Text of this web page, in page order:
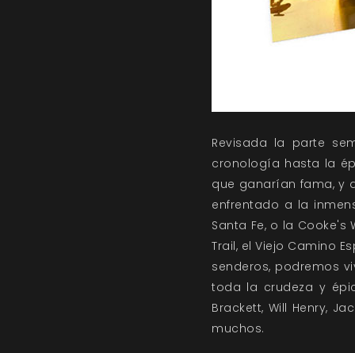
Revisada la parte
cronología hasta la
que ganarían fama, y
enfrentado a la
Santa Fe, o la
Trail, el Viejo Camino
senderos, podremos
toda la crudeza y
Brackett, Will Henry,
muchos.